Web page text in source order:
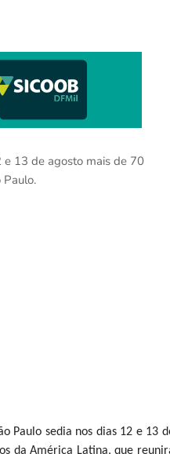
e 13 de agosto mais de 70
Paulo sedia nos dias 12 e 13
da América Latina, que